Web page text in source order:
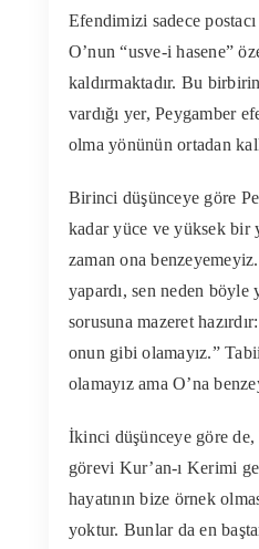
Efendimizi sadece
O’nun “usve-i hasene”
kaldırmaktadır. Bu
vardığı yer, Peygamber
olma yönünün ortadan
Birinci düşünceye göre
kadar yüce ve yüksek
zaman ona
yapardı, sen neden böyle
sorusuna mazeret
onun gibi olamayız.”
olamayız ama O’na
İkinci düşünceye göre
görevi Kur’an-ı Kerimi
hayatının bize örnek
yoktur. Bunlar da en